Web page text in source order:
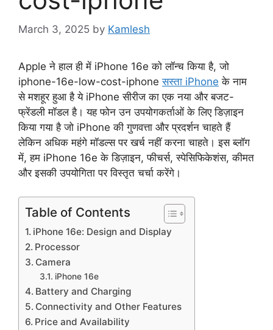
March 3, 2025 by Kamlesh
Apple ने हाल ही में iPhone 16e को लॉन्च किया है, जो
iphone-16e-low-cost-iphoneसस्ता iPhone के नाम
से मशहूर हुआ है ये iPhone सीरीज का एक नया और बजट-
फ्रेंडली मॉडल है। यह फोन उन उपयोगकर्ताओं के लिए डिज़ाइन
किया गया है जो iPhone की गुणवत्ता और प्रदर्शन चाहते हैं
लेकिन अधिक महंगे मॉडल्स पर खर्च नहीं करना चाहते। इस ब्लॉग
में, हम iPhone 16e के डिज़ाइन, फीचर्स, स्पेसिफिकेशंस, कीमत
और इसकी उपयोगिता पर विस्तृत चर्चा करेंगे।
Table of Contents
iPhone 16e: Design and Display
Processor
Camera
iPhone 16e
Battery and Charging
Connectivity and Other Features
Price and Availability